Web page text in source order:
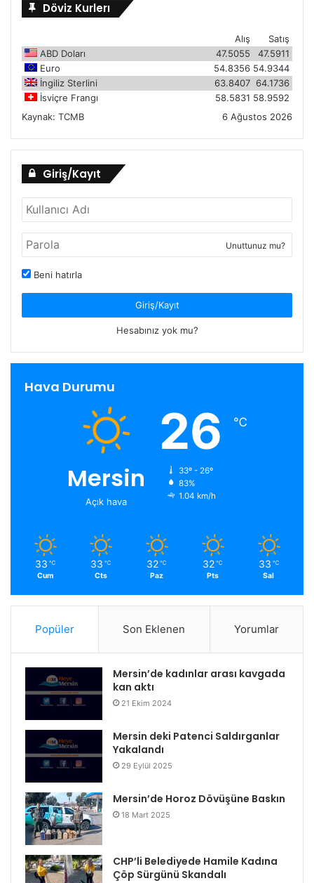
Döviz Kurlerı
Satış
Alış
ABD Doları
47.5911
47.5055
Euro
54.9344
54.8356
İngiliz Sterlini
64.1736
63.8407
İsviçre Frangı
58.9592
58.5831
Kaynak: TCMB 6 Ağustos 2026
Giriş/Kayıt
Unuttunuz mu?
Beni hatırla
Giriş/Kayıt
Hesabınız yok mu?
Hava Durumu
Mersin
Açık hava
26 ℃
33º - 26º
83%
1.04 km/h
33 ℃
Cum
33 ℃
Cts
32 ℃
Paz
32 ℃
Pts
33 ℃
Sal
Popüler Son Eklenen Yorumlar
Mersin’de kadınlar arası kavgada
kan aktı
21 Ekim 2024
Mersin deki Patenci Saldırganlar
Yakalandı
29 Eylül 2025
Mersin’de Horoz Dövüşüne Baskın
18 Mart 2025
CHP’li Belediyede Hamile Kadına
Çöp Sürgünü Skandalı